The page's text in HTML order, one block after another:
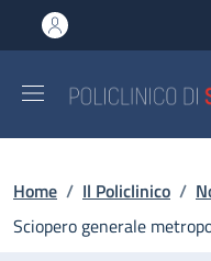
al contenuto principale
to footer content
Briciole di
Home / Il Policlinico /
Sciopero generale